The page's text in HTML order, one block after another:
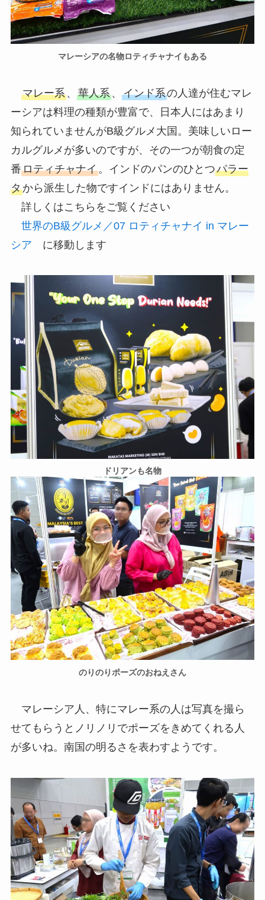
マレーシアの名物ロティチャナイもある
マレー系、 華人系、 インド系の人達が住むマレ
ーシアは料理の種類が豊富で、日本人にはあまり
知られていませんがB級グルメ大国。美味しいロー
カルグルメが多いのですが、その一つが朝食の定
番ロティチャナイ。インドのパンのひとつパラー
タから派生した物ですインドにはありません。
詳しくはこちらをご覧ください
世界のB級グルメ／07 ロティチャナイ in マレー
シア に移動します
ドリアンも名物
のりのりポーズのおねえさん
マレーシア人、特にマレー系の人は写真を撮ら
せてもらうとノリノリでポーズをきめてくれる人
が多いね。南国の明るさを表わすようです。